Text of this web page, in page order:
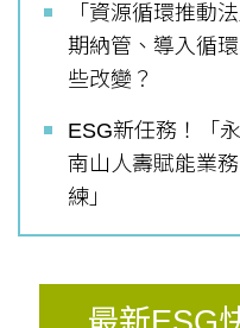
「資源循環推動
期納管、導入循
些改變？
ESG新任務！「
南山人壽賦能業
練」